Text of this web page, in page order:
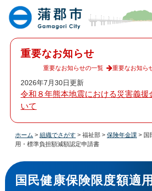
重要なお知らせ
2026年7月30日更新
令和８年熊本地震における災害義援
いて
重要なお知らせの一覧 重要なお知ら
ホーム > 組織でさがす > 福祉部 > 保険年金課 > 国
用・標準負担額減額認定申請書
本
文
国民健康保険限度額適